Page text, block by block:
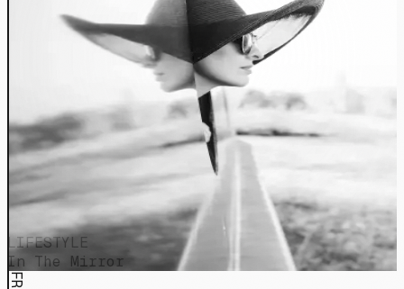
LIFESTYLE
In The Mirror